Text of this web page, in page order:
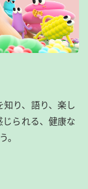
り、語り、楽し
られる、健康な
。